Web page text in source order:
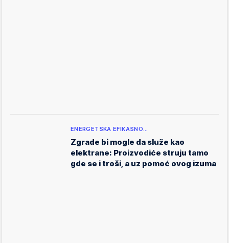
ENERGETSKA EFIKASNO…
Zgrade bi mogle da služe kao
elektrane: Proizvodiće struju tamo
gde se i troši, a uz pomoć ovog izuma